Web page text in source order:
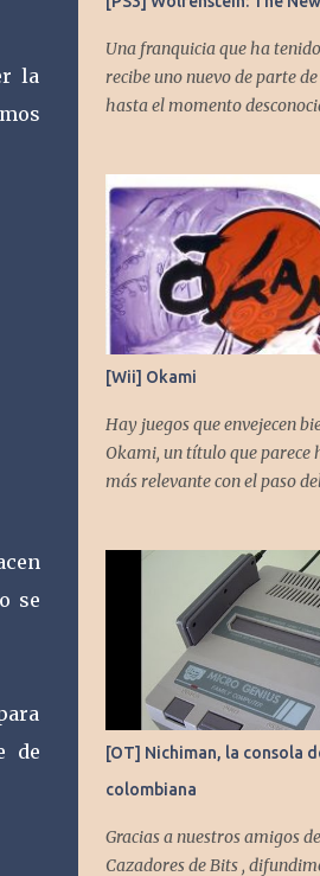
la
se
de
Una franquicia que ha
recibe uno nuevo de parte
hasta el momento
[Wii] Okami
Hay juegos que envejecen
Okami, un título que parece
más relevante con el paso
[OT] Nichiman, la consola
colombiana
Gracias a nuestros amigos
Cazadores de Bits ,